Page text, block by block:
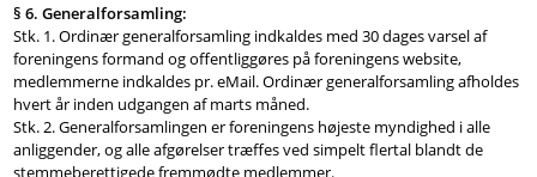
§ 6. Generalforsamling:
Stk. 1. Ordinær generalforsamling indkaldes med 30 dages varsel af
foreningens formand og offentliggøres på foreningens website,
medlemmerne indkaldes pr. eMail. Ordinær generalforsamling afholdes
hvert år inden udgangen af marts måned.
Stk. 2. Generalforsamlingen er foreningens højeste myndighed i alle
anliggender, og alle afgørelser træffes ved simpelt flertal blandt de
stemmeberettigede fremmødte medlemmer.